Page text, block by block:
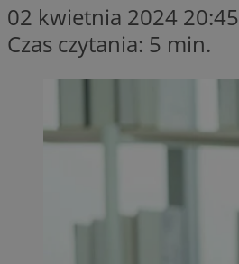
02 kwietnia 2024 20:45
Czas czytania: 5 min.